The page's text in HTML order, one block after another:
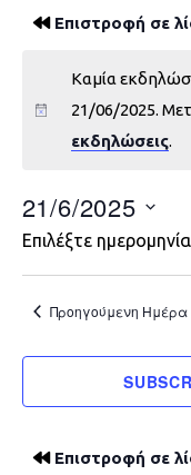
Επιστροφή σε
Καμία
21/06/2025.
εκδηλώσεις.
21/6/2025
Επιλέξτε ημερομηνία
Προηγούμενη Ημέρα
Επιστροφή σε